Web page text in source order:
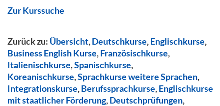
Zur Kurssuche
Zurück zu: Übersicht,Deutschkurse,Englischkurse,
Business English Kurse,Französischkurse,
Italienischkurse,Spanischkurse,
Koreanischkurse,Sprachkurse weitere Sprachen,
Integrationskurse,Berufssprachkurse,Englischkurse
mit staatlicher Förderung,Deutschprüfungen,